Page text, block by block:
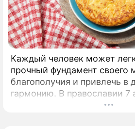
Каждый человек может
прочный фундамент своего
благополучия и привлечь
гармонию. В православии 7
почитают память